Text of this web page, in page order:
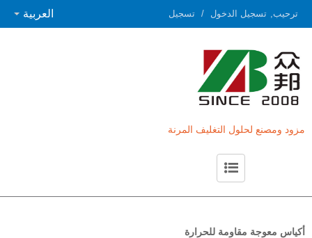
ترحيب, تسجيل الدخول / تسجيل العربية
مزود ومصنع لحلول التغليف المرنة
أكياس معوجة مقاومة للحرارة